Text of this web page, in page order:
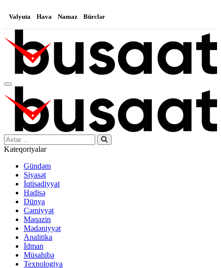
Valyuta Hava Namaz Bürclər
Search…
Kateqoriyalar
Gündəm
Siyasət
İqtisadiyyat
Hadisə
Dünya
Cəmiyyət
Maqazin
Mədəniyyət
Analitika
İdman
Müsahibə
Texnologiya